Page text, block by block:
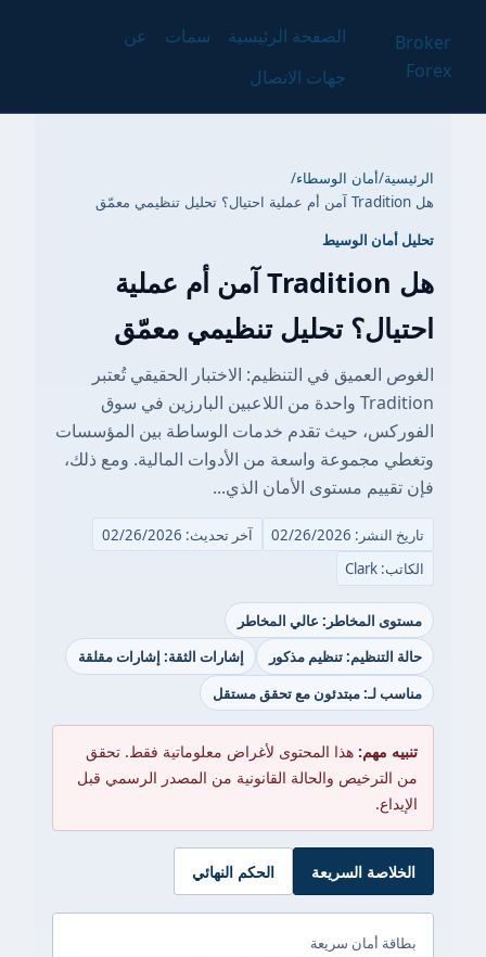
Broker
Forex
الصفحة الرئيسية سمات
عن
جهات الاتصال
الرئيسية/أمان الوسطاء/
هل Tradition آمن أم عملية احتيال؟ تحليل تنظيمي معمّق
تحليل أمان الوسيط
هل Tradition آمن أم عملية
احتيال؟ تحليل تنظيمي معمّق
الغوص العميق في التنظيم: الاختبار الحقيقي تُعتبر
Tradition واحدة من اللاعبين البارزين في سوق
الفوركس، حيث تقدم خدمات الوساطة بين المؤسسات
وتغطي مجموعة واسعة من الأدوات المالية. ومع ذلك،
فإن تقييم مستوى الأمان الذي...
تاريخ النشر: 02/26/2026
آخر تحديث: 02/26/2026
الكاتب: Clark
مستوى المخاطر: عالي المخاطر
حالة التنظيم: تنظيم مذكور
إشارات الثقة: إشارات مقلقة
مناسب لـ: مبتدئون مع تحقق مستقل
تنبيه مهم: هذا المحتوى لأغراض معلوماتية فقط. تحقق
من الترخيص والحالة القانونية من المصدر الرسمي قبل
الإيداع.
الخلاصة السريعة الحكم النهائي
بطاقة أمان سريعة